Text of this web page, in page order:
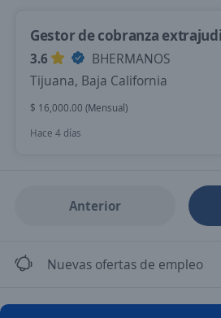
Gestor de cobranza
3.6
BHERMANOS
Tijuana, Baja California
$ 16,000.00 (Mensual)
Hace 4 días
Anterior
Nuevas ofertas de empleo